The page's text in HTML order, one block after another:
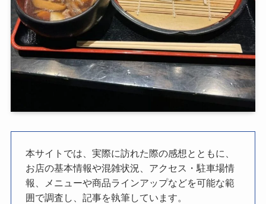
本サイトでは、実際に訪れた際の感想とともに、
お店の基本情報や混雑状況、アクセス・駐車場情
報、メニューや商品ラインアップなどを可能な範
囲で調査し、記事を執筆しています。